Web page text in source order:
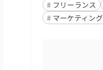
フリーランス
マーケティング